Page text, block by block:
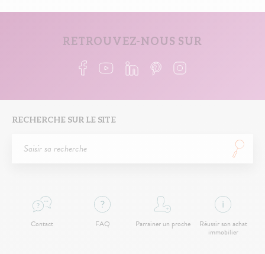
RETROUVEZ-NOUS SUR
RECHERCHE SUR LE SITE
Contact FAQ Parrainer un proche Réussir son achat
immobilier